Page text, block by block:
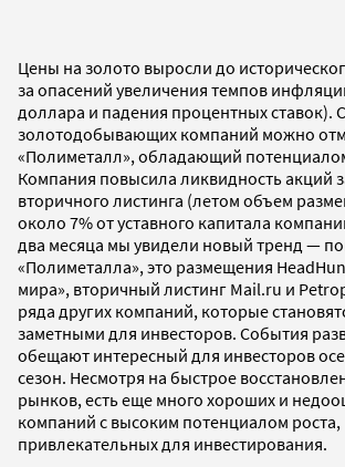
Цены на золото выросли до
за опасений увеличения темпов
доллара и падения процентных ставок).
золотодобывающих компаний можно
«Полиметалл», обладающий
Компания повысила ликвидность акций
вторичного листинга (летом объем
около 7% от уставного капитала
два месяца мы увидели новый тренд —
«Полиметалла», это размещения
мира», вторичный листинг Mail.ru и
ряда других компаний, которые
заметными для инвесторов. События
обещают интересный для инвесторов
сезон. Несмотря на быстрое
рынков, есть еще много хороших и
компаний с высоким потенциалом роста,
привлекательных для инвестирования.